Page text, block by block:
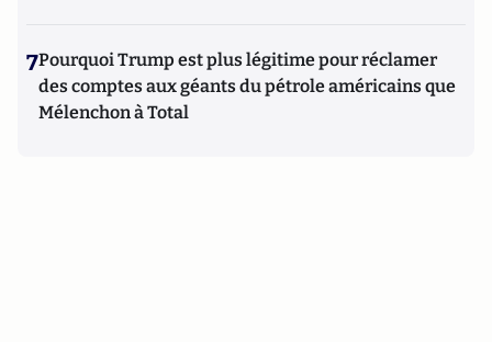
7Pourquoi Trump est plus légitime pour réclamer
des comptes aux géants du pétrole américains que
Mélenchon à Total